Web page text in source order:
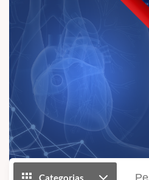
Categorias